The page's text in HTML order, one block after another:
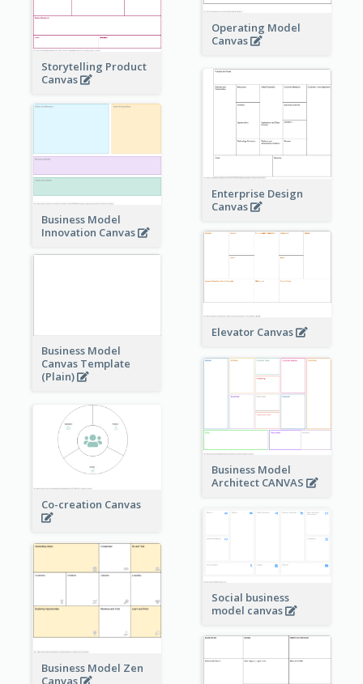
Operating Model
Canvas
Storytelling Product
Canvas
Enterprise Design
Canvas
Business Model
Innovation Canvas
Elevator Canvas
Business Model
Canvas Template
(Plain)
Business Model
Architect CANVAS
Co-creation Canvas
Social business
model canvas
Business Model Zen
Canvas